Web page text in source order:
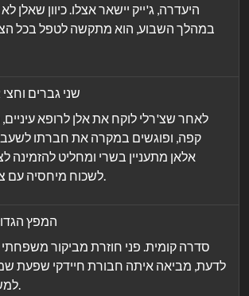
היעדרה, ג'ייק יישאר אצלו. כיוון שאלן
במהלך השבוע, הוא מתקשה לטפל בכל
שני גברים וחצי 2. פרק 19
לאחר שצ'רלי לוקח את אלן לרופא
קפה, ופוגשים במקרה את חברתו
אלאן מתעניין בשרי ומחליט
לשכוח מיחסיה עם צ'רלי. כ' עב. (שח).
המפץ
סדרה קומית. פני חוזרת מביקור
לדעת, מביאה איתה חבורת חיידקי שפעת
למשכב.כ' עב'. (שח).